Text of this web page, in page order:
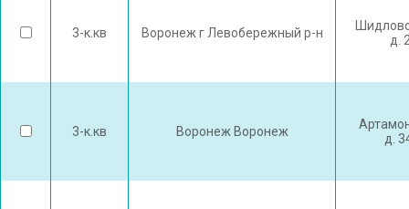
3-к.кв Воронеж г Левобережный р-н
д.
3-к.кв Воронеж Воронеж
д.